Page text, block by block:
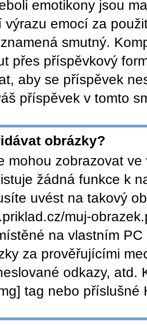
emotikony jsou
výrazu emocí za
smutný.
přes příspěvkový
aby se příspěvek
příspěvek v tomto
obrázky?
mohou zobrazovat
žádná funkce k
uvést na takový
muj-
na vlastním
za prověřujícími
odkazy, atd.
tag nebo příslušné